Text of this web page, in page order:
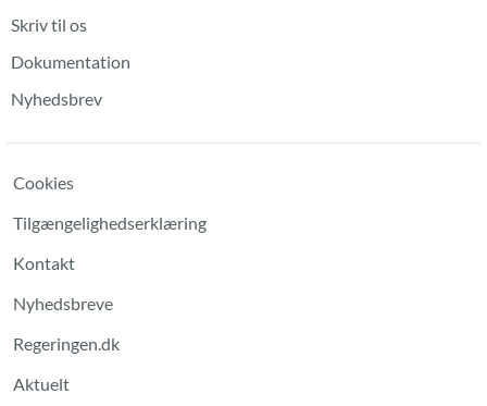
Skriv til os
Dokumentation
Nyhedsbrev
Cookies
Tilgængelighedserklæring
Kontakt
Nyhedsbreve
Regeringen.dk
Aktuelt